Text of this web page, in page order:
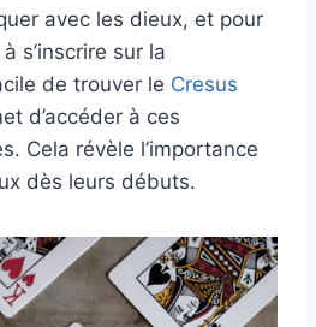
avec les dieux, et pour
s’inscrire sur la
de trouver le Cresus
d’accéder à ces
Cela révèle l’importance
dès leurs débuts.